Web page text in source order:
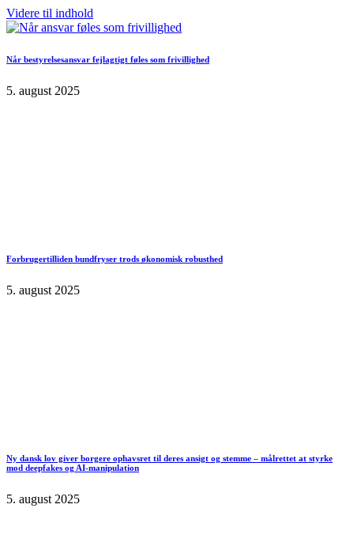
Videre til indhold
Når bestyrelsesansvar fejlagtigt føles som frivillighed
5. august 2025
Forbrugertilliden bundfryser trods økonomisk robusthed
5. august 2025
Ny dansk lov giver borgere ophavsret til deres ansigt og stemme – målrettet at styrke
mod deepfakes og AI-manipulation
5. august 2025